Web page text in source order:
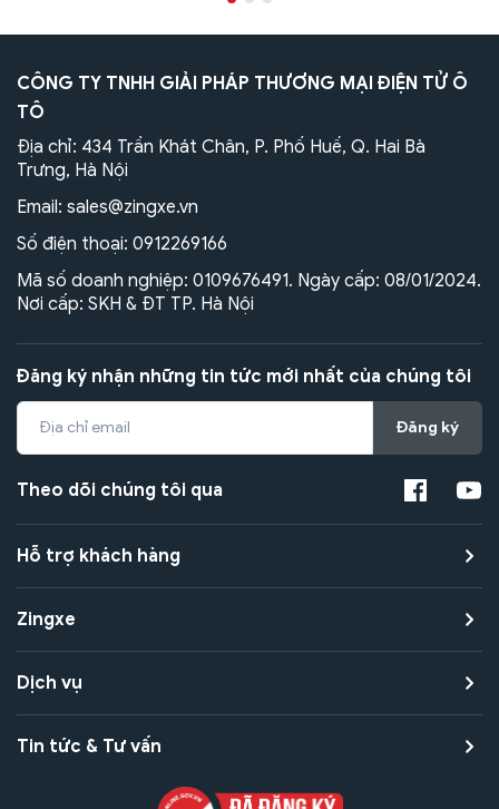
CÔNG TY TNHH GIẢI PHÁP THƯƠNG MẠI ĐIỆN TỬ Ô
TÔ
Địa chỉ: 434 Trần Khát Chân, P. Phố Huế, Q. Hai Bà
Trưng, Hà Nội
Email: sales@zingxe.vn
Số điện thoại: 0912269166
Mã số doanh nghiệp: 0109676491. Ngày cấp: 08/01/2024.
Nơi cấp: SKH & ĐT TP. Hà Nội
Đăng ký nhận những tin tức mới nhất của chúng tôi
Đăng ký
Theo dõi chúng tôi qua
Hỗ trợ khách hàng
Zingxe
Dịch vụ
Tin tức & Tư vấn